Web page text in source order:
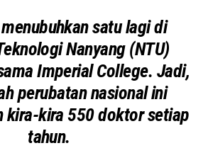
satu lagi di
Nanyang (NTU)
Imperial College. Jadi,
perubatan nasional ini
kira-kira 550 doktor setiap
tahun.